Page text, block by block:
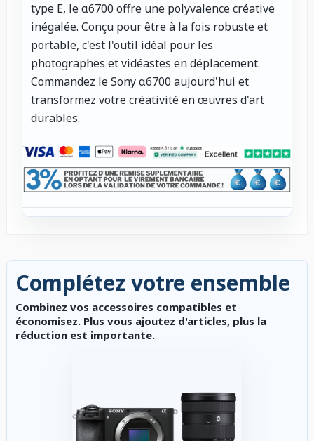
type E, le α6700 offre une polyvalence créative
inégalée. Conçu pour être à la fois robuste et
portable, c'est l'outil idéal pour les
photographes et vidéastes en déplacement.
Commandez le Sony α6700 aujourd'hui et
transformez votre créativité en œuvres d'art
durables.
Complétez votre ensemble
Combinez vos accessoires compatibles et
économisez. Plus vous ajoutez d'articles, plus la
réduction est importante.